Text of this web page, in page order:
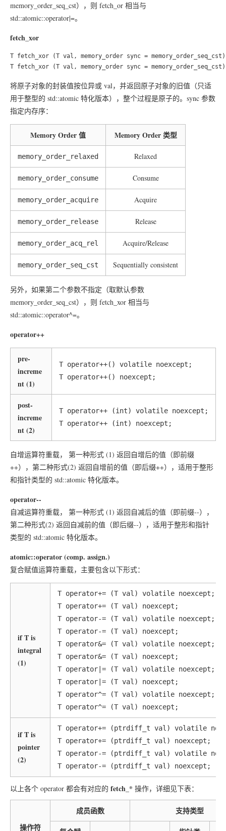
memory_order_seq_cst），则 fetch_or 相当与
std::atomic::operator|=。
fetch_xor
T fetch_xor (T val, memory_order sync =
将原子对象的封装值按位异或 val，并返回原子对象的旧值（只适
用于整型的 std::atomic 特化版本），整个过程是原子的。sync 参数
指定内存序：
Memory Order 值 Memory Order 类型
memory_order_relaxed Relaxed
memory_order_consume Consume
memory_order_acquire Acquire
memory_order_release Release
memory_order_acq_rel Acquire/Release
memory_order_seq_cst Sequentially consistent
另外，如果第二个参数不指定（取默认参数
memory_order_seq_cst），则 fetch_xor 相当与
std::atomic::operator^=。
operator++
pre-
increme
nt (1)
T operator++() volatile noexcept;
post-
increme
nt (2)
T operator++ (int) volatile noexcept;
自增运算符重载， 第一种形式 (1) 返回自增后的值（即前缀
++），第二种形式(2) 返回自增前的值（即后缀++），适用于整形
和指针类型的 std::atomic 特化版本。
operator--
自减运算符重载， 第一种形式 (1) 返回自减后的值（即前缀--），
第二种形式(2) 返回自减前的值（即后缀--），适用于整形和指针
类型的 std::atomic 特化版本。
atomic::operator (comp. assign.)
复合赋值运算符重载，主要包含以下形式：
if T is
integral
(1)
T operator+= (T val) volatile noexcept;
T operator+= (T val) noexcept;
T operator-= (T val) volatile noexcept;
T operator-= (T val) noexcept;
T operator&= (T val) volatile noexcept;
T operator&= (T val) noexcept;
T operator|= (T val) volatile noexcept;
T operator|= (T val) noexcept;
T operator^= (T val) volatile noexcept;
if T is
pointer
(2)
T operator+= (ptrdiff_t val) volatile
T operator+= (ptrdiff_t val) noexcept;
T operator-= (ptrdiff_t val) volatile
以上各个 operator 都会有对应的 fetch_* 操作，详细见下表：
操作符
成员函数
支持类型